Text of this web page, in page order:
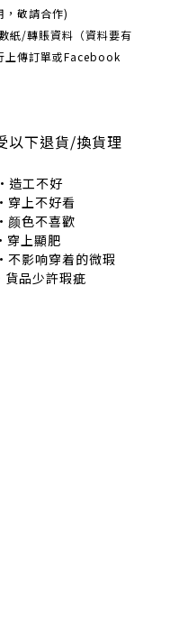
，敬請合作)
紙/轉賬資料（資料要有
上傳訂單或Facebook
以下退貨/換貨理
不好
好看
喜歡
顯肥
着的微瑕
少許瑕疵